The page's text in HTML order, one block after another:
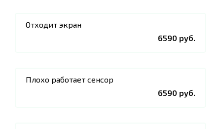
Отходит экран
6590 руб.
Плохо работает сенсор
6590 руб.